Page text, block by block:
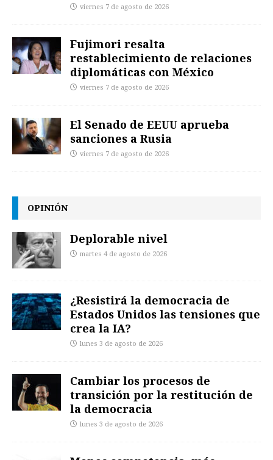
viernes 7 de agosto de 2026
Fujimori resalta
restablecimiento de relaciones
diplomáticas con México
viernes 7 de agosto de 2026
El Senado de EEUU aprueba
sanciones a Rusia
viernes 7 de agosto de 2026
OPINIÓN
Deplorable nivel
martes 4 de agosto de 2026
¿Resistirá la democracia de
Estados Unidos las tensiones que
crea la IA?
lunes 3 de agosto de 2026
Cambiar los procesos de
transición por la restitución de
la democracia
lunes 3 de agosto de 2026